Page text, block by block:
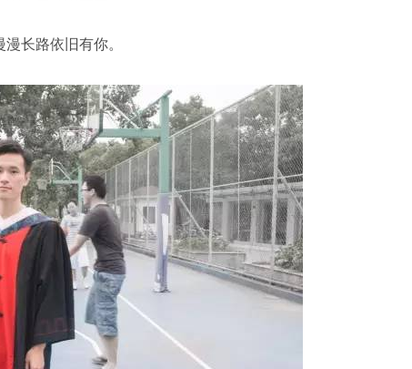
漫长路依旧有你。